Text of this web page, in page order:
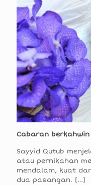
Cabaran
Sayyid Qutub
atau pernikahan
mendalam, kuat
dua pasangan. […]